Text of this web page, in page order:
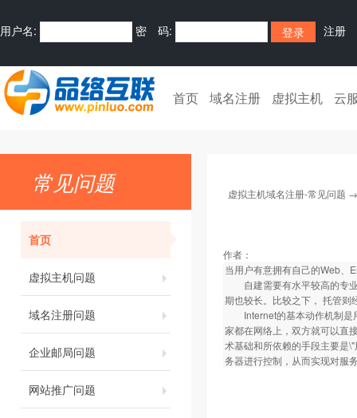
用户名: 密 码: 注册
首页 域名注册 虚拟主机 云
常见问题
首页
虚拟主机问题
域名注册问题
企业邮局问题
网站推广问题
虚拟主机域名注册-常见问题
作者：
当用户有意拥有自己的Web、
自建需要有水平较高的专业
期也较长。比较之下， 托管则
Internet的基本动作机制是
家都在网络上，双方就可以直
术基础和所依赖的手段主要是
务器进行控制，从而实现对服